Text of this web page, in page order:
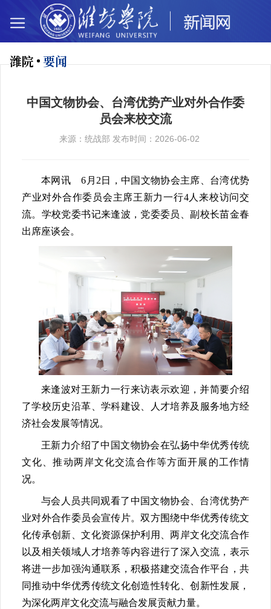
潍院 要闻
中国文物协会、台湾优势产业对外合作委
员会来校交流
来源：统战部 发布时间：2026-06-02
本网讯 6月2日，中国文物协会主席、台湾优势
产业对外合作委员会主席王新力一行4人来校访问交
流。学校党委书记来逢波，党委委员、副校长苗金春
出席座谈会。
来逢波对王新力一行来访表示欢迎，并简要介绍
了学校历史沿革、学科建设、人才培养及服务地方经
济社会发展等情况。
王新力介绍了中国文物协会在弘扬中华优秀传统
文化、推动两岸文化交流合作等方面开展的工作情
况。
与会人员共同观看了中国文物协会、台湾优势产
业对外合作委员会宣传片。双方围绕中华优秀传统文
化传承创新、文化资源保护利用、两岸文化交流合作
以及相关领域人才培养等内容进行了深入交流，表示
将进一步加强沟通联系，积极搭建交流合作平台，共
同推动中华优秀传统文化创造性转化、创新性发展，
为深化两岸文化交流与融合发展贡献力量。